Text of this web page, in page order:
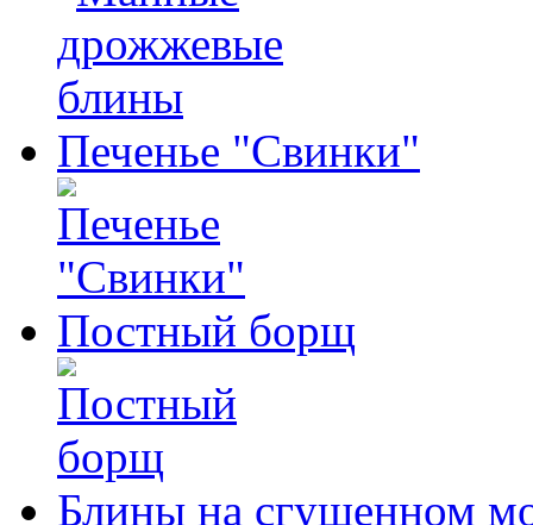
Печенье "Свинки"
Постный борщ
Блины на сгущенном